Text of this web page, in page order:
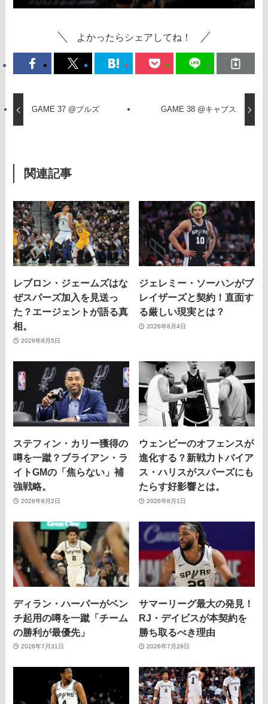
よかったらシェアしてね！
GAME 37 @ブルズ GAME 38 @キャブス
関連記事
レブロン・ジェームズはな
ぜスパーズ加入を見送っ
た？エージェントが語る真
相。
2026年8月5日
ジェレミー・ソーハンがブ
レイザーズと契約！直面す
る厳しい現実とは？
2026年8月4日
ステフィン・カリー獲得の
噂を一蹴？ブライアン・ラ
イトGMの「焦らない」補
強戦略。
2026年8月2日
ウェンビーのオフェンスが
進化する？新戦力トバイア
ス・ハリスがスパーズにも
たらす好影響とは。
2026年8月1日
ディラン・ハーパーがベン
チ起用の噂を一蹴「チーム
の勝利が最優先」
2026年7月31日
サマーリーグ最大の発見！
RJ・デイビスが本契約を
勝ち取るべき理由
2026年7月29日